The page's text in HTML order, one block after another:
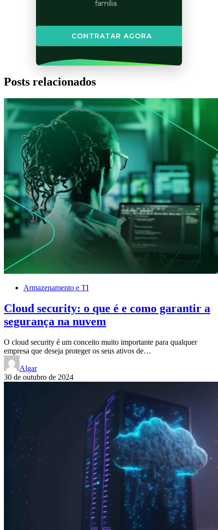
família.
CONTRATAR AGORA
Posts relacionados
Armazenamento e TI
Cloud security: o que é e como garantir a
segurança na nuvem
O cloud security é um conceito muito importante para qualquer
empresa que deseja proteger os seus ativos de…
Algar
30 de outubro de 2024